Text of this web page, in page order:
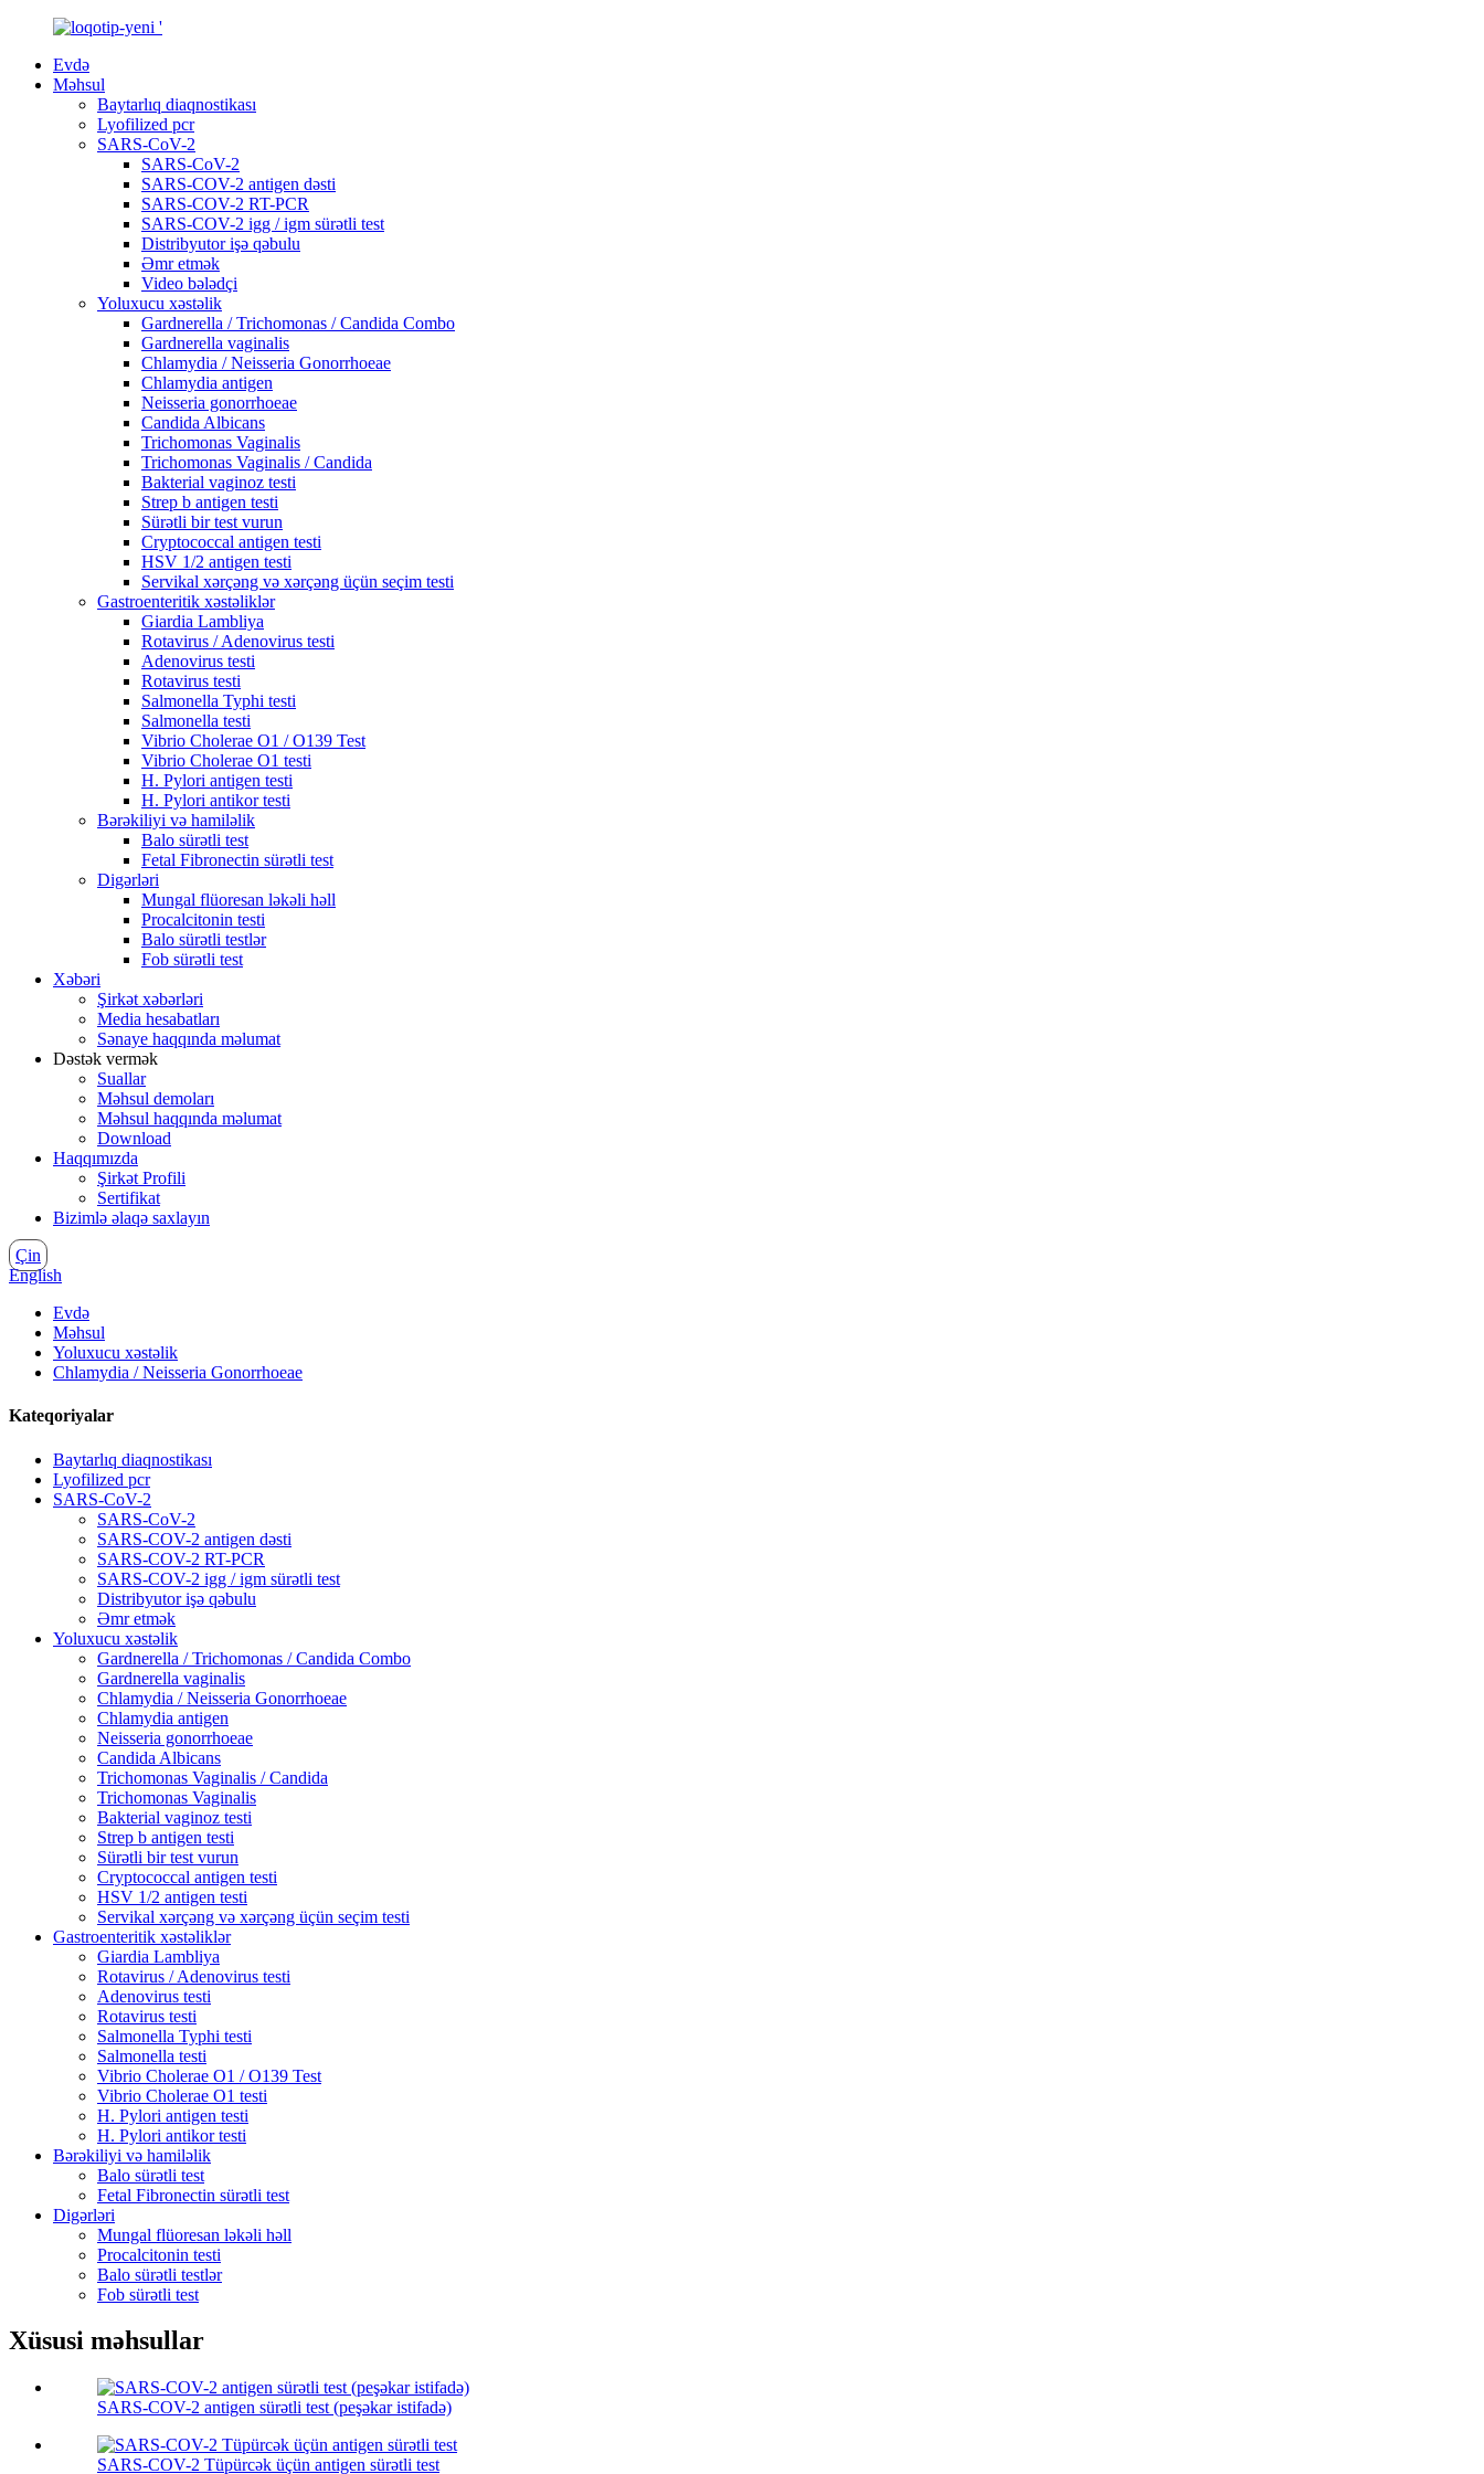
Evdə
Məhsul
Baytarlıq diaqnostikası
Lyofilized pcr
SARS-CoV-2
SARS-CoV-2
SARS-COV-2 antigen dəsti
SARS-COV-2 RT-PCR
SARS-COV-2 igg / igm sürətli test
Distribyutor işə qəbulu
Əmr etmək
Video bələdçi
Yoluxucu xəstəlik
Gardnerella / Trichomonas / Candida Combo
Gardnerella vaginalis
Chlamydia / Neisseria Gonorrhoeae
Chlamydia antigen
Neisseria gonorrhoeae
Candida Albicans
Trichomonas Vaginalis
Trichomonas Vaginalis / Candida
Bakterial vaginoz testi
Strep b antigen testi
Sürətli bir test vurun
Cryptococcal antigen testi
HSV 1/2 antigen testi
Servikal xərçəng və xərçəng üçün seçim testi
Gastroenteritik xəstəliklər
Giardia Lambliya
Rotavirus / Adenovirus testi
Adenovirus testi
Rotavirus testi
Salmonella Typhi testi
Salmonella testi
Vibrio Cholerae O1 / O139 Test
Vibrio Cholerae O1 testi
H. Pylori antigen testi
H. Pylori antikor testi
Bərəkiliyi və hamiləlik
Balo sürətli test
Fetal Fibronectin sürətli test
Digərləri
Mungal flüoresan ləkəli həll
Procalcitonin testi
Balo sürətli testlər
Fob sürətli test
Xəbəri
Şirkət xəbərləri
Media hesabatları
Sənaye haqqında məlumat
Dəstək vermək
Suallar
Məhsul demoları
Məhsul haqqında məlumat
Download
Haqqımızda
Şirkət Profili
Sertifikat
Bizimlə əlaqə saxlayın
Çin
English
Evdə
Məhsul
Yoluxucu xəstəlik
Chlamydia / Neisseria Gonorrhoeae
Kateqoriyalar
Baytarlıq diaqnostikası
Lyofilized pcr
SARS-CoV-2
SARS-CoV-2
SARS-COV-2 antigen dəsti
SARS-COV-2 RT-PCR
SARS-COV-2 igg / igm sürətli test
Distribyutor işə qəbulu
Əmr etmək
Yoluxucu xəstəlik
Gardnerella / Trichomonas / Candida Combo
Gardnerella vaginalis
Chlamydia / Neisseria Gonorrhoeae
Chlamydia antigen
Neisseria gonorrhoeae
Candida Albicans
Trichomonas Vaginalis / Candida
Trichomonas Vaginalis
Bakterial vaginoz testi
Strep b antigen testi
Sürətli bir test vurun
Cryptococcal antigen testi
HSV 1/2 antigen testi
Servikal xərçəng və xərçəng üçün seçim testi
Gastroenteritik xəstəliklər
Giardia Lambliya
Rotavirus / Adenovirus testi
Adenovirus testi
Rotavirus testi
Salmonella Typhi testi
Salmonella testi
Vibrio Cholerae O1 / O139 Test
Vibrio Cholerae O1 testi
H. Pylori antigen testi
H. Pylori antikor testi
Bərəkiliyi və hamiləlik
Balo sürətli test
Fetal Fibronectin sürətli test
Digərləri
Mungal flüoresan ləkəli həll
Procalcitonin testi
Balo sürətli testlər
Fob sürətli test
Xüsusi məhsullar
SARS-COV-2 antigen sürətli test (peşəkar istifadə)
SARS-COV-2 Tüpürcək üçün antigen sürətli test